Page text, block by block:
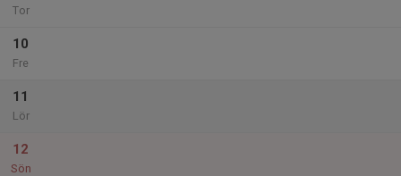
Tor
10
Fre
11
Lör
12
Sön